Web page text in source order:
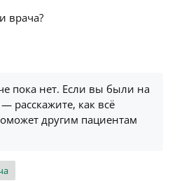
врача?
пока нет. Если вы были на
расскажите, как всё
другим пациентам